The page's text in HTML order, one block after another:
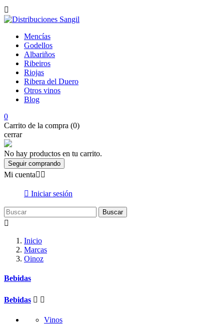

Mencías
Godellos
Albariños
Ribeiros
Riojas
Ribera del Duero
Otros vinos
Blog
0
Carrito de la compra (0)
cerrar
No hay productos en tu carrito.
Seguir comprando
Mi cuenta 
 Iniciar sesión
Buscar

Inicio
Marcas
Oinoz
Bebidas
Bebidas  
Vinos